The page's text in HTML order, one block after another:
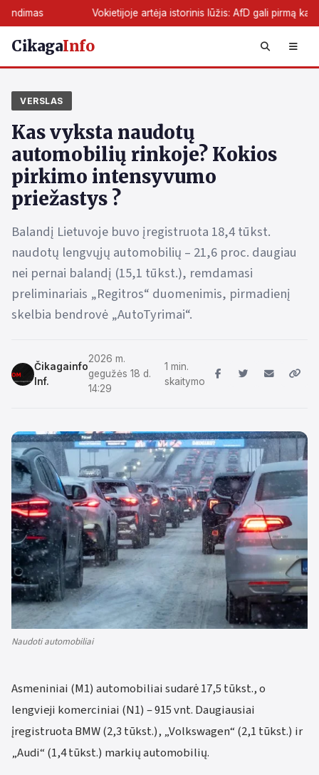
Vokietijoje artėja istorinis lūžis: AfD gali pirmą kartą perimti
CikagaInfo
VERSLAS
Kas vyksta naudotų
automobilių rinkoje? Kokios
pirkimo intensyvumo
priežastys ?
Balandį Lietuvoje buvo įregistruota 18,4 tūkst.
naudotų lengvųjų automobilių – 21,6 proc. daugiau
nei pernai balandį (15,1 tūkst.), remdamasi
preliminariais „Regitros“ duomenimis, pirmadienį
skelbia bendrovė „AutoTyrimai“.
Čikagainfo
Inf.
2026 m.
gegužės 18 d.
14:29
1 min.
skaitymo
Naudoti automobiliai
Asmeniniai (M1) automobiliai sudarė 17,5 tūkst., o
lengvieji komerciniai (N1) – 915 vnt. Daugiausiai
įregistruota BMW (2,3 tūkst.), „Volkswagen“ (2,1 tūkst.) ir
„Audi“ (1,4 tūkst.) markių automobilių.